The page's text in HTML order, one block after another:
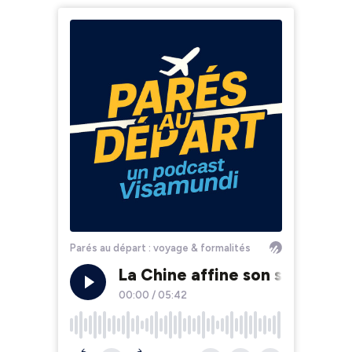
Parés au départ : voyage & formalités
La Chine affine son soft-
00:00 / 05:42